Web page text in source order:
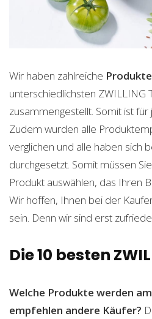
Wir haben zahlreiche
unterschiedlichsten ZWILLING
zusammengestellt. Somit ist
Zudem wurden alle
verglichen und alle haben sich
durchgesetzt. Somit müssen
Produkt auswählen, das Ihren
Wir hoffen, Ihnen bei der
sein. Denn wir sind erst
Die 10 besten
Welche Produkte werden
empfehlen andere Käufer?